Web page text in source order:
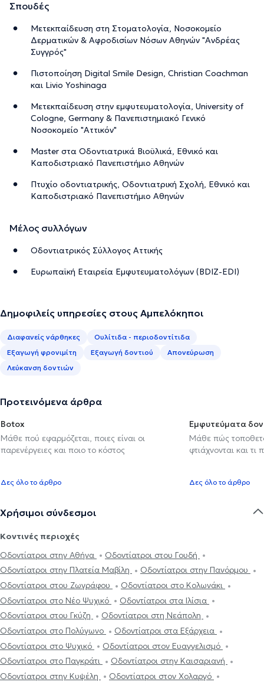
Σπουδές
Μετεκπαίδευση στη Στοματολογία, Νοσοκομείο
Δερματικών & Αφροδισίων Νόσων Αθηνών "Ανδρέας
Συγγρός"
Πιστοποίηση Digital Smile Design, Christian Coachman
και Livio Yoshinaga
Μετεκπαίδευση στην εμφυτευματολογία, University of
Cologne, Germany & Πανεπιστημιακό Γενικό
Νοσοκομείο "Αττικόν"
Μaster στα Οδοντιατρικά Βιοϋλικά, Εθνικό και
Καποδιστριακό Πανεπιστήμιο Αθηνών
Πτυχίο οδοντιατρικής, Οδοντιατρική Σχολή, Εθνικό και
Καποδιστριακό Πανεπιστήμιο Αθηνών
Μέλος συλλόγων
Οδοντιατρικός Σύλλογος Αττικής
Ευρωπαϊκή Εταιρεία Εμφυτευματολόγων (BDIZ-EDI)
Δημοφιλείς υπηρεσίες στους Αμπελόκηποι
Διαφανείς νάρθηκες
Ουλίτιδα - περιοδοντίτιδα
Εξαγωγή φρονιμίτη
Εξαγωγή δοντιού
Απονεύρωση
Λεύκανση δοντιών
Προτεινόμενα άρθρα
Botox
Μάθε πού εφαρμόζεται, ποιες είναι οι
παρενέργειες και ποιο το κόστος
Δες όλο το άρθρο
Εμφυτεύματα
Μάθε πώς
φτιάχνονται και τι
Δες όλο το άρθρο
Χρήσιμοι σύνδεσμοι
Κοντινές περιοχές
Οδοντίατροι στην Αθήνα
Οδοντίατροι στου Γουδή
Οδοντίατροι στην Πλατεία Μαβίλη
Οδοντίατροι στην Πανόρμου
Οδοντίατροι στου Ζωγράφου
Οδοντίατροι στο Κολωνάκι
Οδοντίατροι στο Νέο Ψυχικό
Οδοντίατροι στα Ιλίσια
Οδοντίατροι στου Γκύζη
Οδοντίατροι στη Νεάπολη
Οδοντίατροι στο Πολύγωνο
Οδοντίατροι στα Εξάρχεια
Οδοντίατροι στο Ψυχικό
Οδοντίατροι στον Ευαγγελισμό
Οδοντίατροι στο Παγκράτι
Οδοντίατροι στην Καισαριανή
Οδοντίατροι στην Κυψέλη
Οδοντίατροι στον Χολαργό